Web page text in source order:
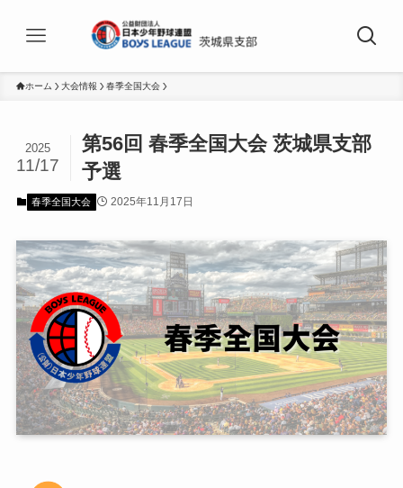
ホーム 大会情報 春季全国大会
第56回 春季全国大会 茨城県支部
予選
2025
11/17
春季全国大会 2025年11月17日